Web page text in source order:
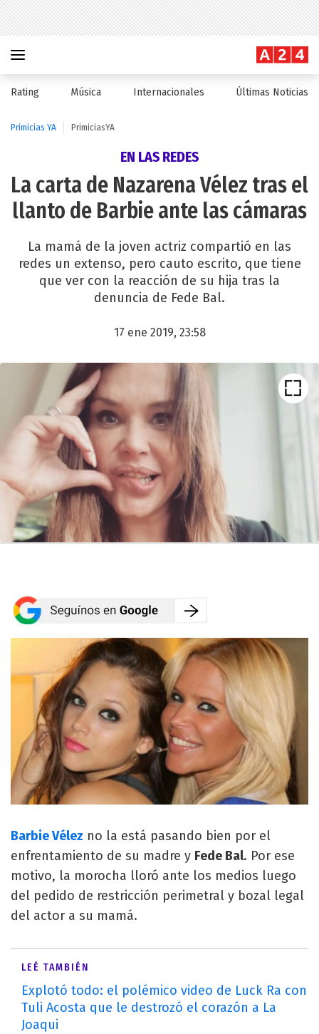
Rating Música Internacionales Últimas Noticias
Primicias YA PrimiciasYA
EN LAS REDES
La carta de Nazarena Vélez tras el
llanto de Barbie ante las cámaras
La mamá de la joven actriz compartió en las
redes un extenso, pero cauto escrito, que tiene
que ver con la reacción de su hija tras la
denuncia de Fede Bal.
17 ene 2019, 23:58
Barbie Vélez no la está pasando bien por el
enfrentamiento de su madre y Fede Bal. Por ese
motivo, la morocha lloró ante los medios luego
del pedido de restricción perimetral y bozal legal
del actor a su mamá.
LEÉ TAMBIÉN
Explotó todo: el polémico video de Luck Ra con
Tuli Acosta que le destrozó el corazón a La
Joaqui